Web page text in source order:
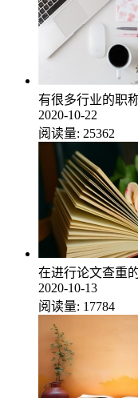
有很多行业的职
2020-10-22
阅读量: 25362
在进行论文查重
2020-10-13
阅读量: 17784